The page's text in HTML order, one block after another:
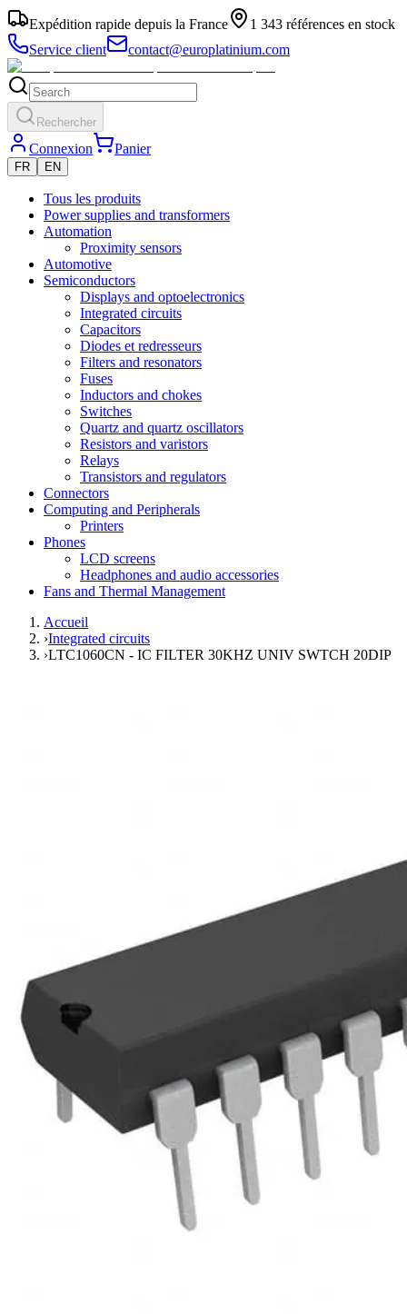
Expédition rapide depuis la France
1 343 références en stock
Service client
contact@europlatinium.com
Rechercher
Connexion Panier
FR EN
Tous les produits
Power supplies and transformers
Automation
Proximity sensors
Automotive
Semiconductors
Displays and optoelectronics
Integrated circuits
Capacitors
Diodes et redresseurs
Filters and resonators
Fuses
Inductors and chokes
Switches
Quartz and quartz oscillators
Resistors and varistors
Relays
Transistors and regulators
Connectors
Computing and Peripherals
Printers
Phones
LCD screens
Headphones and audio accessories
Fans and Thermal Management
Accueil
›Integrated circuits
›LTC1060CN - IC FILTER 30KHZ UNIV SWTCH 20DIP